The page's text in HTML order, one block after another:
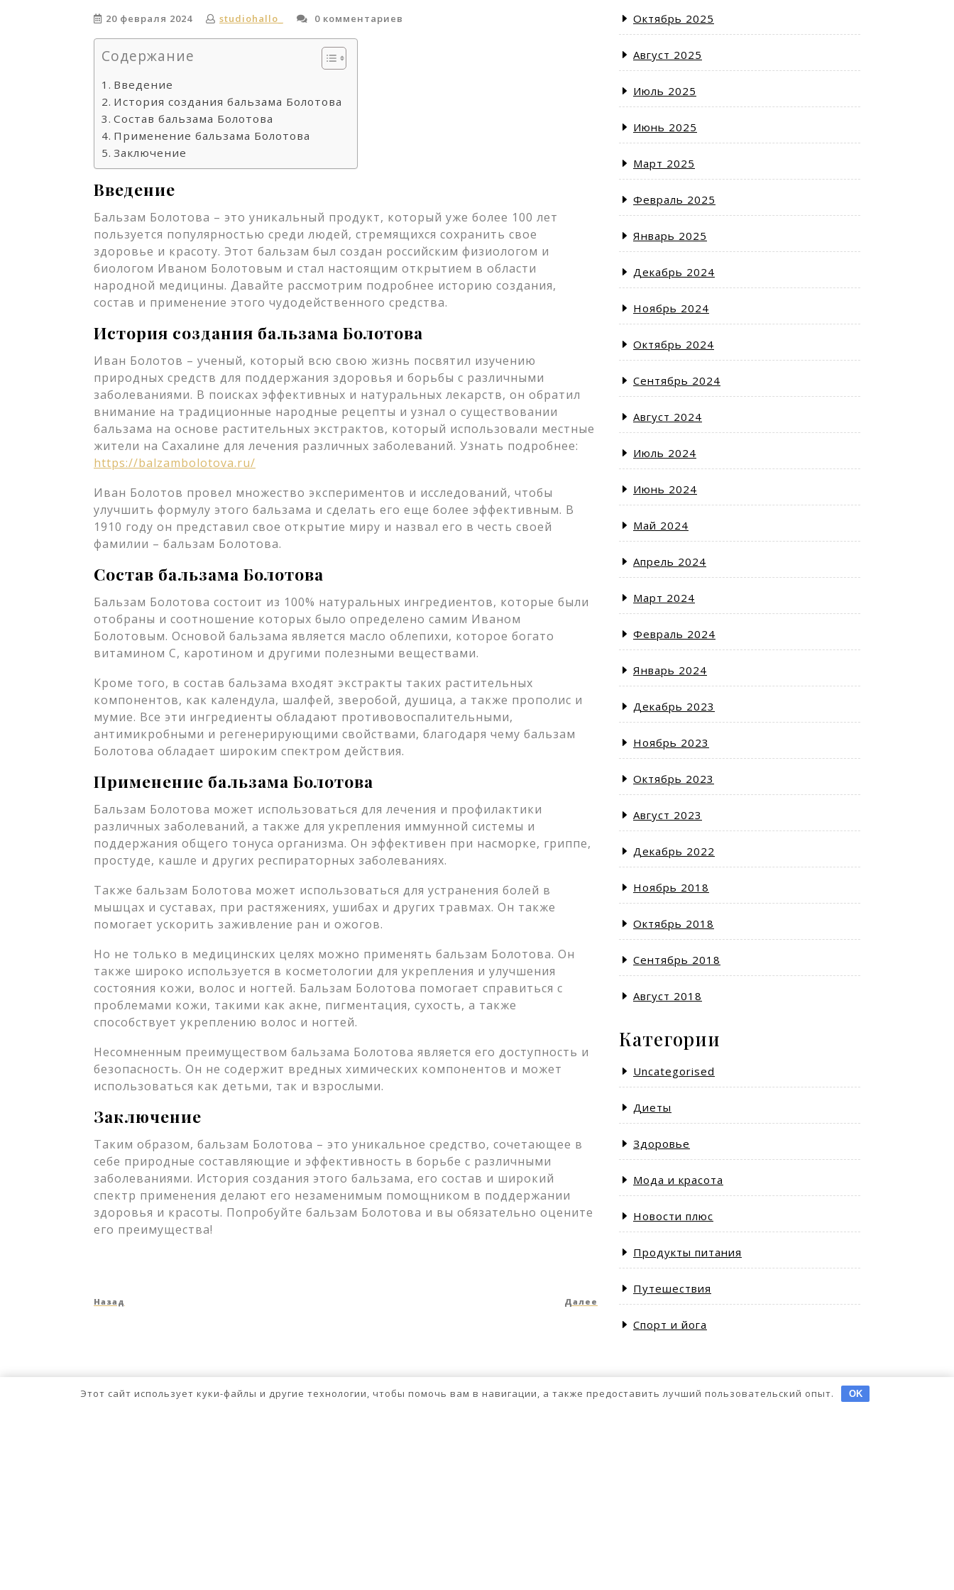
20 февраля 2024 studiohallo_ 0 комментариев
Содержание
Введение
История создания бальзама Болотова
Состав бальзама Болотова
Применение бальзама Болотова
Заключение
Введение
Бальзам Болотова – это уникальный продукт, который уже более 100 лет
пользуется популярностью среди людей, стремящихся сохранить свое
здоровье и красоту. Этот бальзам был создан российским физиологом и
биологом Иваном Болотовым и стал настоящим открытием в области
народной медицины. Давайте рассмотрим подробнее историю создания,
состав и применение этого чудодейственного средства.
История создания бальзама Болотова
Иван Болотов – ученый, который всю свою жизнь посвятил изучению
природных средств для поддержания здоровья и борьбы с различными
заболеваниями. В поисках эффективных и натуральных лекарств, он обратил
внимание на традиционные народные рецепты и узнал о существовании
бальзама на основе растительных экстрактов, который использовали местные
жители на Сахалине для лечения различных заболеваний. Узнать подробнее:
https://balzambolotova.ru/
Иван Болотов провел множество экспериментов и исследований, чтобы
улучшить формулу этого бальзама и сделать его еще более эффективным. В
1910 году он представил свое открытие миру и назвал его в честь своей
фамилии – бальзам Болотова.
Состав бальзама Болотова
Бальзам Болотова состоит из 100% натуральных ингредиентов, которые были
отобраны и соотношение которых было определено самим Иваном
Болотовым. Основой бальзама является масло облепихи, которое богато
витамином С, каротином и другими полезными веществами.
Кроме того, в состав бальзама входят экстракты таких растительных
компонентов, как календула, шалфей, зверобой, душица, а также прополис и
мумие. Все эти ингредиенты обладают противовоспалительными,
антимикробными и регенерирующими свойствами, благодаря чему бальзам
Болотова обладает широким спектром действия.
Применение бальзама Болотова
Бальзам Болотова может использоваться для лечения и профилактики
различных заболеваний, а также для укрепления иммунной системы и
поддержания общего тонуса организма. Он эффективен при насморке, гриппе,
простуде, кашле и других респираторных заболеваниях.
Также бальзам Болотова может использоваться для устранения болей в
мышцах и суставах, при растяжениях, ушибах и других травмах. Он также
помогает ускорить заживление ран и ожогов.
Но не только в медицинских целях можно применять бальзам Болотова. Он
также широко используется в косметологии для укрепления и улучшения
состояния кожи, волос и ногтей. Бальзам Болотова помогает справиться с
проблемами кожи, такими как акне, пигментация, сухость, а также
способствует укреплению волос и ногтей.
Несомненным преимуществом бальзама Болотова является его доступность и
безопасность. Он не содержит вредных химических компонентов и может
использоваться как детьми, так и взрослыми.
Заключение
Таким образом, бальзам Болотова – это уникальное средство, сочетающее в
себе природные составляющие и эффективность в борьбе с различными
заболеваниями. История создания этого бальзама, его состав и широкий
спектр применения делают его незаменимым помощником в поддержании
здоровья и красоты. Попробуйте бальзам Болотова и вы обязательно оцените
его преимущества!
Навигация
по
Предыдущая
Назад
Следующая
запись
Далее
Октябрь 2025
Август 2025
Июль 2025
Июнь 2025
Март 2025
Февраль 2025
Январь 2025
Декабрь 2024
Ноябрь 2024
Октябрь 2024
Сентябрь 2024
Август 2024
Июль 2024
Июнь 2024
Май 2024
Апрель 2024
Март 2024
Февраль 2024
Январь 2024
Декабрь 2023
Ноябрь 2023
Октябрь 2023
Август 2023
Декабрь 2022
Ноябрь 2018
Октябрь 2018
Сентябрь 2018
Август 2018
Категории
Uncategorised
Диеты
Здоровье
Мода и красота
Новости плюс
Продукты питания
Путешествия
Спорт и йога
Этот сайт использует куки-файлы и другие технологии, чтобы помочь вам в навигации, а также предоставить лучший пользовательский опыт. OK